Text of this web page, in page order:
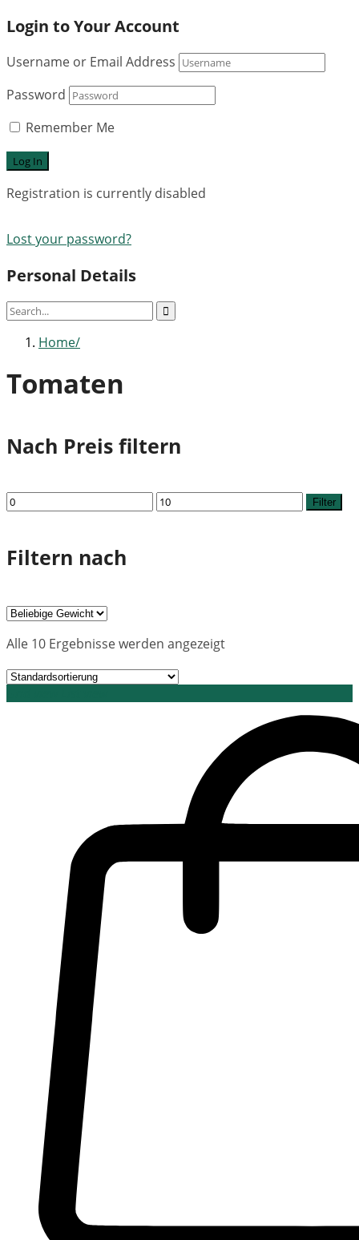
Login to Your Account
Username or Email Address
Password
Remember Me
Registration is currently disabled
Lost your password?
Personal Details
Home
Tomaten
Nach Preis filtern
Min.
Preis
Max.
Preis
Filter
Filtern nach
Alle 10 Ergebnisse werden angezeigt